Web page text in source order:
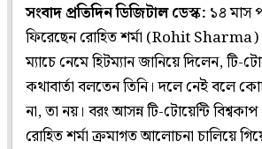
সংবাদ প্রতিদিন ডিজিটাল ডেস্ক: ১৪ মাস
ফিরেছেন রোহিত শর্মা (Rohit Sharma)।
ম্যাচে নেমে হিটম্যান জানিয়ে দিলেন, টি-
কথাবার্তা বলতেন তিনি। দলে নেই বলে
না, তা নয়। বরং আসন্ন টি-টোয়েন্টি
রোহিত শর্মা ক্রমাগত আলোচনা চালিয়ে